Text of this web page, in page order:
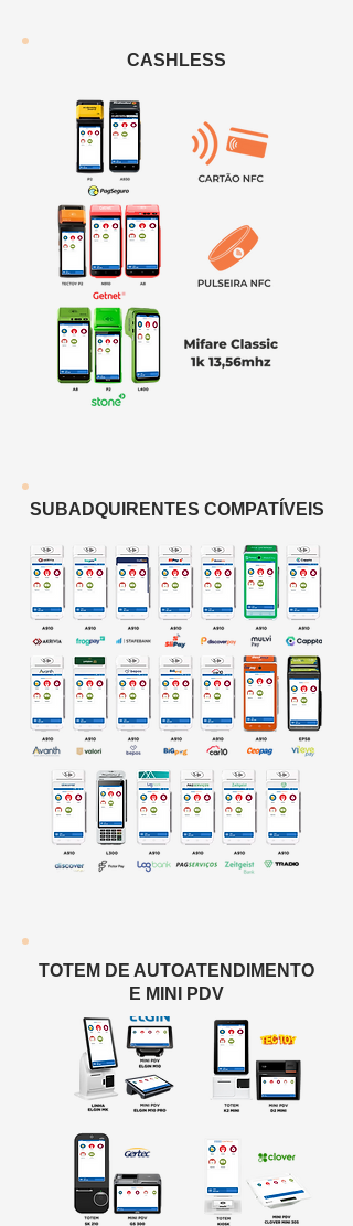
CASHLESS
SUBADQUIRENTES COMPATÍVEIS
TOTEM DE AUTOATENDIMENTO
E MINI PDV